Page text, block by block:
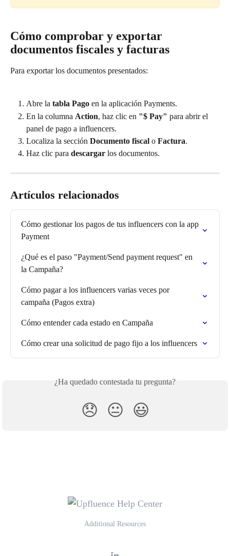
Cómo comprobar y exportar
documentos fiscales y facturas
Para exportar los documentos presentados:
Abre la tabla Pago en la aplicación Payments.
En la columna Action, haz clic en "$ Pay" para abrir el
panel de pago a influencers.
Localiza la sección Documento fiscal o Factura.
Haz clic para descargar los documentos.
Artículos relacionados
Cómo gestionar los pagos de tus influencers con la app
Payment
¿Qué es el paso "Payment/Send payment request" en
la Campaña?
Cómo pagar a los influencers varias veces por
campaña (Pagos extra)
Cómo entender cada estado en Campaña
Cómo crear una solicitud de pago fijo a los influencers
¿Ha quedado contestada tu pregunta?
😞 😐 😃
Additional Resources